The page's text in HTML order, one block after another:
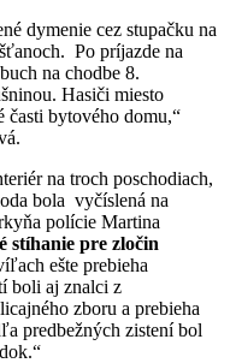
dymenie cez stupačku na
Po príjazde na
na chodbe 8.
Hasiči miesto
časti bytového domu,“
na troch poschodiach,
bola vyčíslená na
polície Martina
stíhanie pre zločin
ešte prebieha
boli aj znalci z
zboru a prebieha
predbežných zistení bol